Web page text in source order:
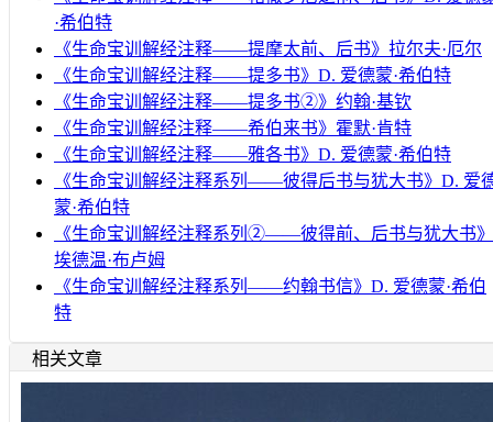
·希伯特
《生命宝训解经注释——提摩太前、后书》拉尔夫·厄尔
《生命宝训解经注释——提多书》D. 爱德蒙·希伯特
《生命宝训解经注释——提多书②》约翰·基钦
《生命宝训解经注释——希伯来书》霍默·肯特
《生命宝训解经注释——雅各书》D. 爱德蒙·希伯特
《生命宝训解经注释系列——彼得后书与犹大书》D. 爱
蒙·希伯特
《生命宝训解经注释系列②——彼得前、后书与犹大书》
埃德温·布卢姆
《生命宝训解经注释系列——约翰书信》D. 爱德蒙·希伯
特
相关文章